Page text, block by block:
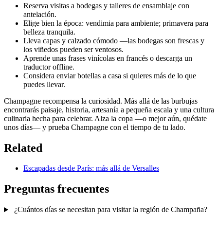
Reserva visitas a bodegas y talleres de ensamblaje con
antelación.
Elige bien la época: vendimia para ambiente; primavera para
belleza tranquila.
Lleva capas y calzado cómodo —las bodegas son frescas y
los viñedos pueden ser ventosos.
Aprende unas frases vinícolas en francés o descarga un
traductor offline.
Considera enviar botellas a casa si quieres más de lo que
puedes llevar.
Champagne recompensa la curiosidad. Más allá de las burbujas
encontrarás paisaje, historia, artesanía a pequeña escala y una cultura
culinaria hecha para celebrar. Alza la copa —o mejor aún, quédate
unos días— y prueba Champagne con el tiempo de tu lado.
Related
Escapadas desde París: más allá de Versalles
Preguntas frecuentes
¿Cuántos días se necesitan para visitar la región de Champaña?